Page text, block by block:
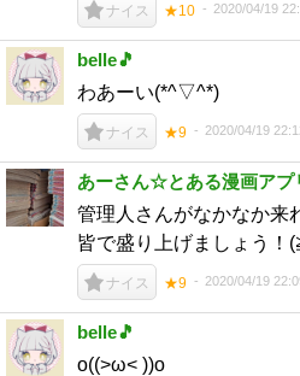
ナイス ★10 2020/04/19
belle🎵
わあーい(*^▽^*)
ナイス ★9 2020/04/19
あーさん☆とある漫画ア
管理人さんがなかなか来
皆で盛り上げましょう
ナイス ★9 2020/04/19
belle🎵
o((>ω< ))o